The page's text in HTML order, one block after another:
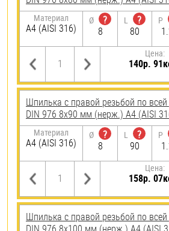
Материал
A4 (AISI 316)
Ø
?
8
L
?
80
P
Цена:
140р.
Шпилька с правой резьбой по
DIN 976 8х90 мм (нерж.) A4 (AISI
Материал
A4 (AISI 316)
Ø
?
8
L
?
90
P
Цена:
158р.
Шпилька с правой резьбой по